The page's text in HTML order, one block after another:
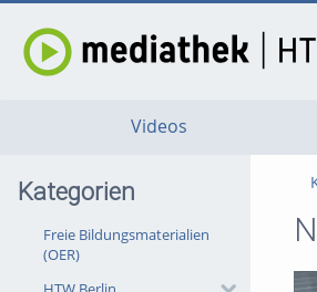
Videos
Kategorien
Freie Bildungsmaterialien
(OER)